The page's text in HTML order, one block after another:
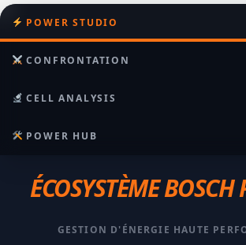
POWER STUDIO
CONFRONTATION
CELL ANALYSIS
POWER HUB
ÉCOSYSTÈME BOSCH
GESTION D'ÉNERGIE HAUTE